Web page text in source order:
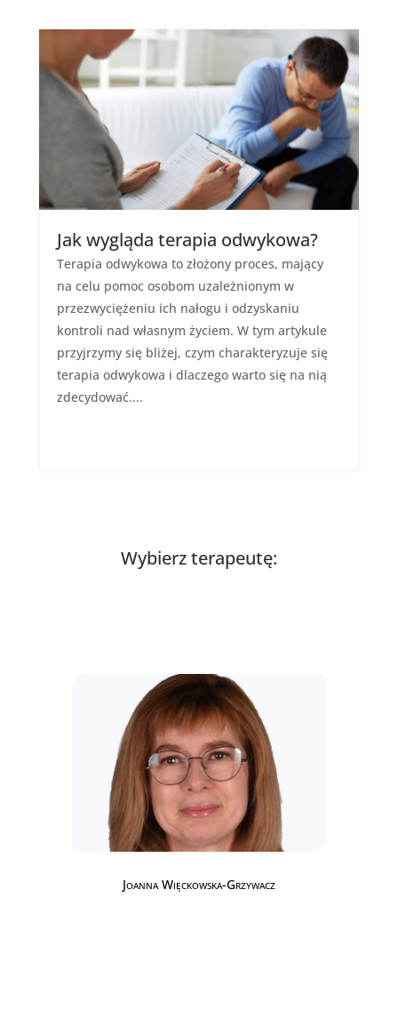
Jak wygląda terapia odwykowa?
Terapia odwykowa to złożony proces, mający
na celu pomoc osobom uzależnionym w
przezwyciężeniu ich nałogu i odzyskaniu
kontroli nad własnym życiem. W tym artykule
przyjrzymy się bliżej, czym charakteryzuje się
terapia odwykowa i dlaczego warto się na nią
zdecydować....
Wybierz terapeutę:
Joanna Więckowska-Grzywacz